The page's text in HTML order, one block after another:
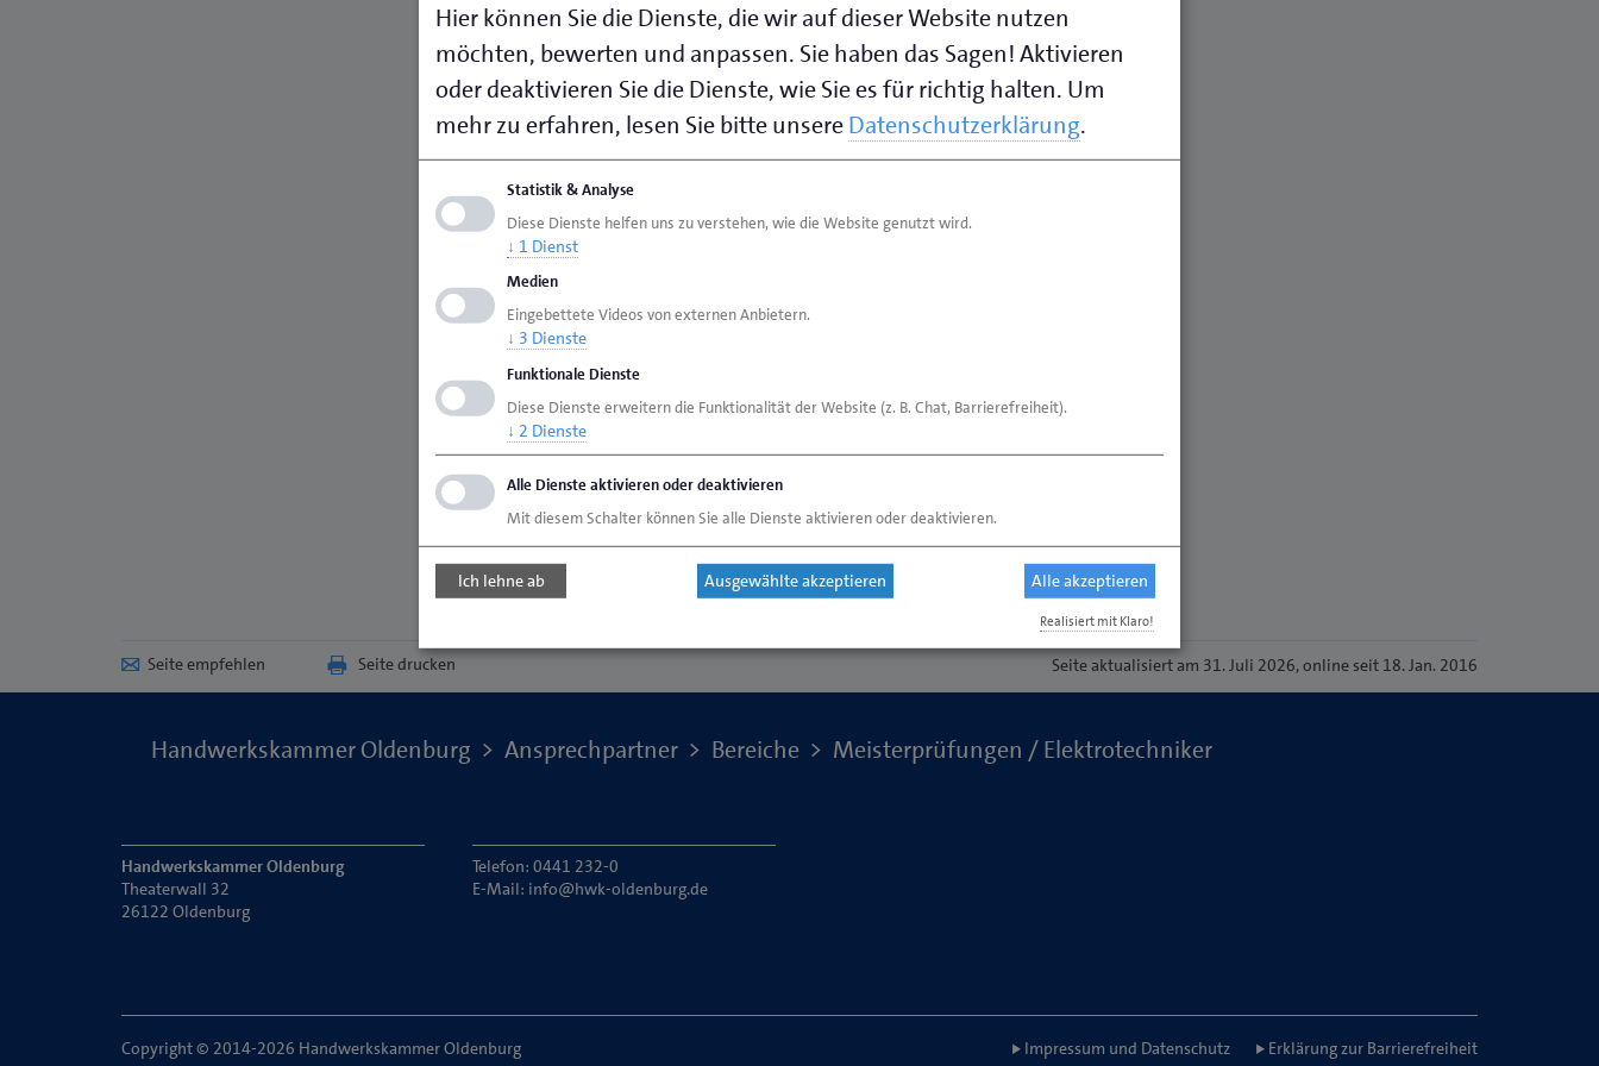
Seite empfehlen Seite drucken Seiteaktualisiert am 31. Juli 2026, online seit 18. Jan. 2016
Handwerkskammer Oldenburg Ansprechpartner Bereiche Meisterprüfungen / Elektrotechniker
Handwerkskammer Oldenburg
Theaterwall 32
26122 Oldenburg
Telefon: 0441 232-0
E-Mail: info@hwk-oldenburg.de
Copyright © 2014-2026 Handwerkskammer Oldenburg Impressum und Datenschutz Erklärung zur Barrierefreiheit
Hier können Sie die Dienste, die wir auf dieser Website nutzen
möchten, bewerten und anpassen. Sie haben das Sagen! Aktivieren
oder deaktivieren Sie die Dienste, wie Sie es für richtig halten. Um
mehr zu erfahren, lesen Sie bitte unsereDatenschutzerklärung.
Statistik & Analyse
Diese Dienste helfen uns zu verstehen, wie die Website genutzt wird.
↓ 1 Dienst
Medien
Eingebettete Videos von externen Anbietern.
↓ 3 Dienste
Funktionale Dienste
Diese Dienste erweitern die Funktionalität der Website (z. B. Chat, Barrierefreiheit).
↓ 2 Dienste
Alle Dienste aktivieren oder deaktivieren
Mit diesem Schalter können Sie alle Dienste aktivieren oder deaktivieren.
Ich lehne ab Ausgewählte akzeptieren Alle akzeptieren
Realisiert mit Klaro!